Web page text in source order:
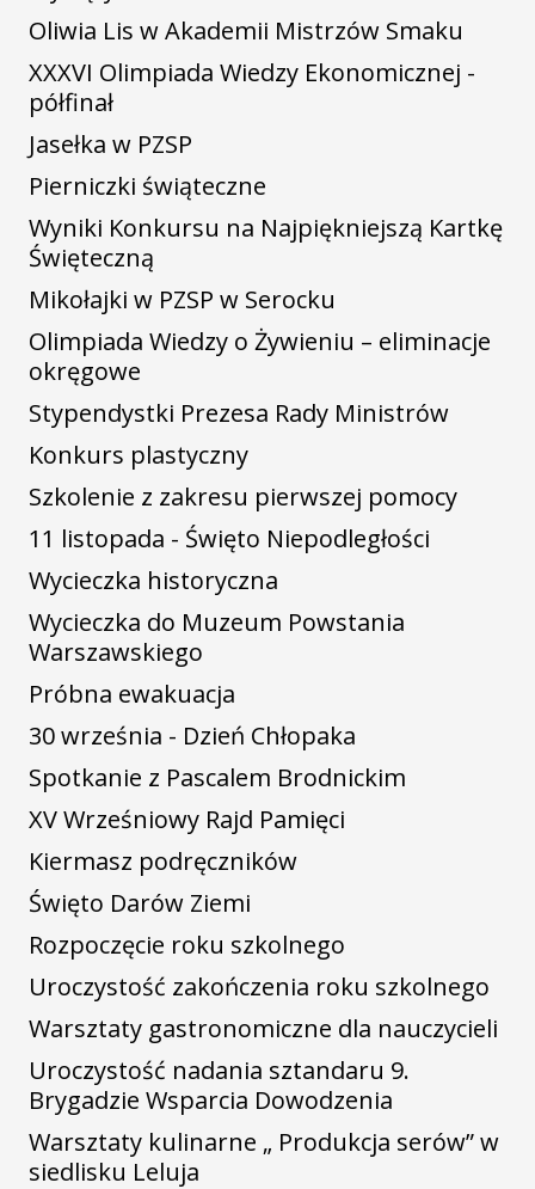
Oliwia Lis w Akademii Mistrzów Smaku
XXXVI Olimpiada Wiedzy Ekonomicznej -
półfinał
Jasełka w PZSP
Pierniczki świąteczne
Wyniki Konkursu na Najpiękniejszą Kartkę
Święteczną
Mikołajki w PZSP w Serocku
Olimpiada Wiedzy o Żywieniu – eliminacje
okręgowe
Stypendystki Prezesa Rady Ministrów
Konkurs plastyczny
Szkolenie z zakresu pierwszej pomocy
11 listopada - Święto Niepodległości
Wycieczka historyczna
Wycieczka do Muzeum Powstania
Warszawskiego
Próbna ewakuacja
30 września - Dzień Chłopaka
Spotkanie z Pascalem Brodnickim
XV Wrześniowy Rajd Pamięci
Kiermasz podręczników
Święto Darów Ziemi
Rozpoczęcie roku szkolnego
Uroczystość zakończenia roku szkolnego
Warsztaty gastronomiczne dla nauczycieli
Uroczystość nadania sztandaru 9.
Brygadzie Wsparcia Dowodzenia
Warsztaty kulinarne „ Produkcja serów” w
siedlisku Leluja